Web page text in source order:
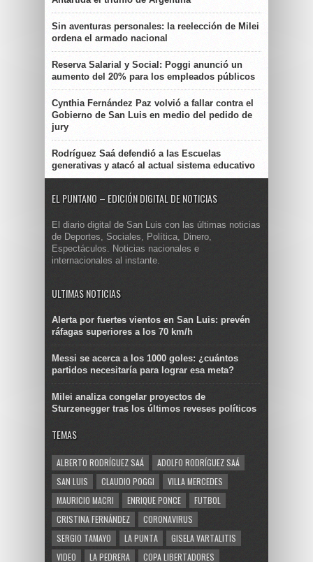
Sin aventuras personales: la reelección de Milei
ordena el armado nacional
Reserva Salarial y Social: Poggi anunció un
aumento del 20% para los empleados públicos
Cynthia Fernández Paz volvió a fallar contra el
Gobierno de San Luis en medio del pedido de
jury
Rodríguez Saá defendió a las Escuelas
generativas y atacó al actual sistema educativo
EL PUNTANO – EDICIÓN DIGITAL DE NOTICIAS
El diario digital de San Luis con las últimas noticias
de Deportes, Sociales, Política, Dinero,
Espectáculos. Noticias nacionales e
internacionales al instante.
ULTIMAS NOTICIAS
Alerta por fuertes vientos en San Luis: prevén
ráfagas superiores a los 70 km/h
Messi se acerca a los 1000 goles: ¿cuántos
partidos necesitaría para lograr esa meta?
Milei analiza congelar proyectos de
Sturzenegger tras los últimos reveses políticos
TEMAS
ALBERTO RODRÍGUEZ SAÁ
ADOLFO RODRÍGUEZ SAÁ
SAN LUIS
CLAUDIO POGGI
VILLA MERCEDES
MAURICIO MACRI
ENRIQUE PONCE
FUTBOL
CRISTINA FERNÁNDEZ
CORONAVIRUS
SERGIO TAMAYO
LA PUNTA
GISELA VARTALITIS
VIDEO
LA PEDRERA COPA LIBERTADORES